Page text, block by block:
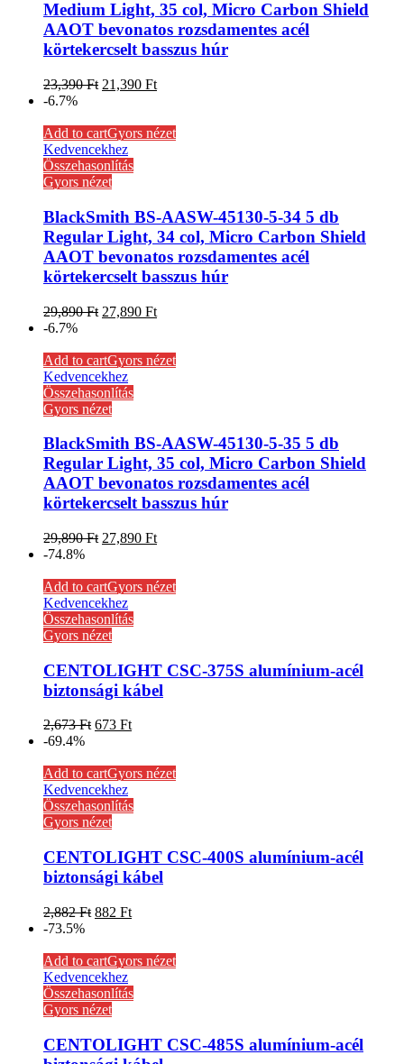
Medium Light, 35 col, Micro Carbon Shield
AAOT bevonatos rozsdamentes acél
körtekercselt basszus húr
23,390Ft 21,390 Ft
-6.7%
Add to cartGyors nézet
Kedvencekhez
Összehasonlítás
Gyors nézet
BlackSmith BS-AASW-45130-5-34 5 db
Regular Light, 34 col, Micro Carbon Shield
AAOT bevonatos rozsdamentes acél
körtekercselt basszus húr
29,890Ft 27,890 Ft
-6.7%
Add to cartGyors nézet
Kedvencekhez
Összehasonlítás
Gyors nézet
BlackSmith BS-AASW-45130-5-35 5 db
Regular Light, 35 col, Micro Carbon Shield
AAOT bevonatos rozsdamentes acél
körtekercselt basszus húr
29,890Ft 27,890 Ft
-74.8%
Add to cartGyors nézet
Kedvencekhez
Összehasonlítás
Gyors nézet
CENTOLIGHT CSC-375S alumínium-acél
biztonsági kábel
2,673Ft 673 Ft
-69.4%
Add to cartGyors nézet
Kedvencekhez
Összehasonlítás
Gyors nézet
CENTOLIGHT CSC-400S alumínium-acél
biztonsági kábel
2,882Ft 882 Ft
-73.5%
Add to cartGyors nézet
Kedvencekhez
Összehasonlítás
Gyors nézet
CENTOLIGHT CSC-485S alumínium-acél